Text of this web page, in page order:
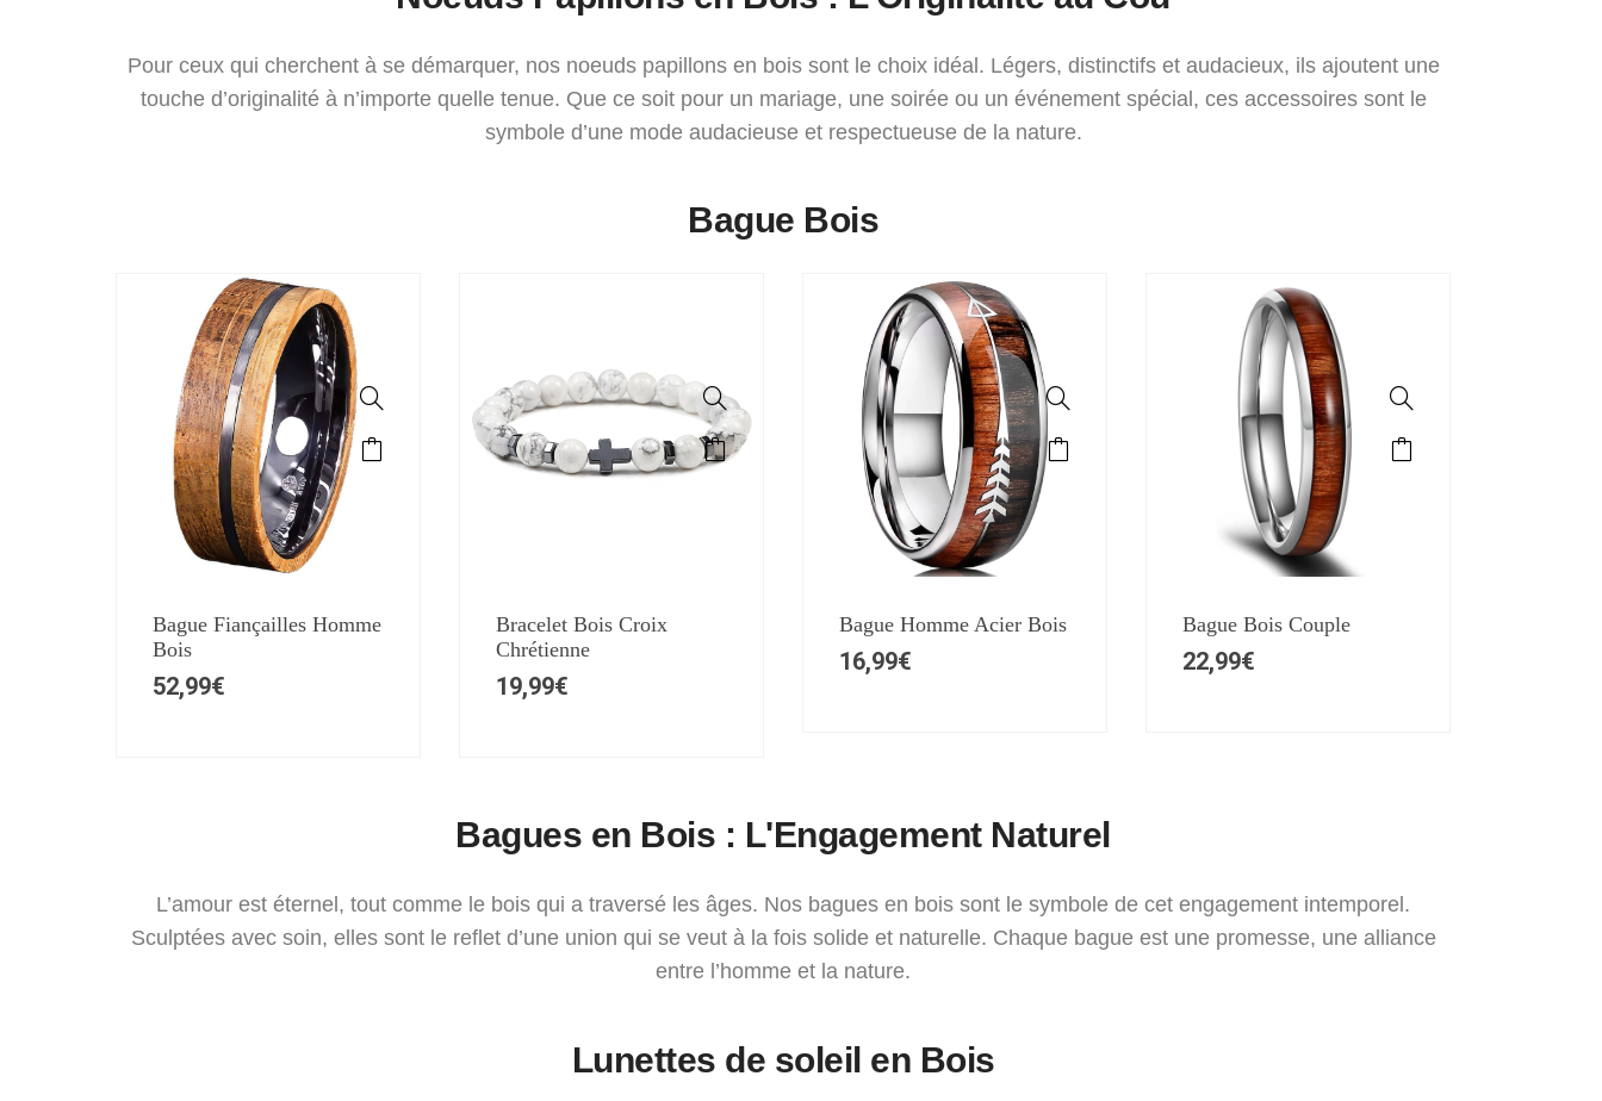
Pour ceux qui cherchent à se démarquer, nos noeuds papillons en bois sont le choix idéal. Légers, distinctifs et audacieux, ils ajoutent une
touche d’originalité à n’importe quelle tenue. Que ce soit pour un mariage, une soirée ou un événement spécial, ces accessoires sont le
symbole d’une mode audacieuse et respectueuse de la nature.
Bague Bois
Bague Fiançailles Homme
Bois
52,99€
Bracelet Bois Croix
Chrétienne
19,99€
Bague Homme Acier Bois
16,99€
Bague Bois Couple
22,99€
Bagues en Bois : L'Engagement Naturel
L’amour est éternel, tout comme le bois qui a traversé les âges. Nos bagues en bois sont le symbole de cet engagement intemporel.
Sculptées avec soin, elles sont le reflet d’une union qui se veut à la fois solide et naturelle. Chaque bague est une promesse, une alliance
entre l’homme et la nature.
Lunettes de soleil en Bois